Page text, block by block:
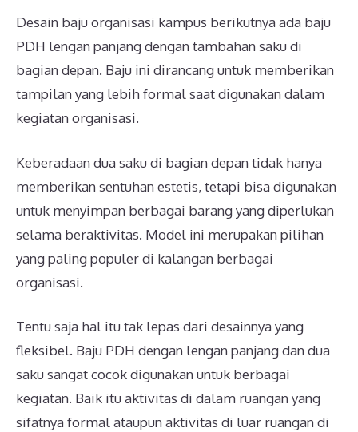
Desain baju organisasi kampus berikutnya ada baju
PDH lengan panjang dengan tambahan saku di
bagian depan. Baju ini dirancang untuk memberikan
tampilan yang lebih formal saat digunakan dalam
kegiatan organisasi.
Keberadaan dua saku di bagian depan tidak hanya
memberikan sentuhan estetis, tetapi bisa digunakan
untuk menyimpan berbagai barang yang diperlukan
selama beraktivitas. Model ini merupakan pilihan
yang paling populer di kalangan berbagai
organisasi.
Tentu saja hal itu tak lepas dari desainnya yang
fleksibel. Baju PDH dengan lengan panjang dan dua
saku sangat cocok digunakan untuk berbagai
kegiatan. Baik itu aktivitas di dalam ruangan yang
sifatnya formal ataupun aktivitas di luar ruangan di